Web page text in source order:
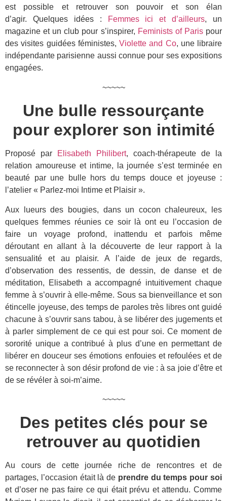
est possible et retrouver son pouvoir et son élan
d’agir. Quelques idées :
Femmes ici et d’ailleurs, un
magazine et un club pour s’inspirer, Feminists of Parispour
des visites guidées féministes, Violette and Co, une libraire
indépendante parisienne aussi connue pour ses expositions
engagées.
~~~~~
Une bulle ressourçante
pour explorer son intimité
Proposé par Elisabeth Philibert, coach-thérapeute de la
relation amoureuse et intime, la journée s’est terminée en
beauté par une bulle hors du temps douce et joyeuse :
l’atelier « Parlez-moi Intime et Plaisir ».
Aux lueurs des bougies, dans un cocon chaleureux, les
quelques femmes réunies ce soir là ont eu l’occasion de
faire un voyage profond, inattendu et parfois même
déroutant en allant à la découverte de leur rapport à la
sensualité et au plaisir. A l’aide de jeux de regards,
d’observation des ressentis, de dessin, de danse et de
méditation, Elisabeth a accompagné intuitivement chaque
femme à s’ouvrir à elle-même. Sous sa bienveillance et son
étincelle joyeuse, des temps de paroles très libres ont guidé
chacune à s’ouvrir sans tabou, à se libérer des jugements et
à parler simplement de ce qui est pour soi. Ce moment de
sororité unique a contribué à plus d’une en permettant de
libérer en douceur ses émotions enfouies et refoulées et de
se reconnecter à son désir profond de vie : à sa joie d’être et
de se révéler à soi-m’aime.
~~~~~
Des petites clés pour se
retrouver au quotidien
Au cours de cette journée riche de rencontres et de
partages, l’occasion était là de prendre du temps pour soi
et d’oser ne pas faire ce qui était prévu et attendu. Comme